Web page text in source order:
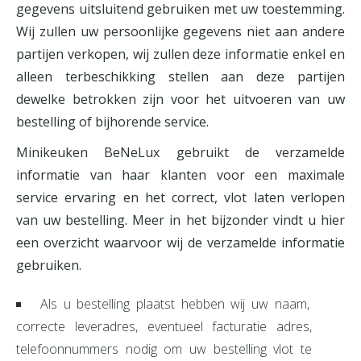
gegevens uitsluitend gebruiken met uw toestemming.
Wij zullen uw persoonlijke gegevens niet aan andere
partijen verkopen, wij zullen deze informatie enkel en
alleen terbeschikking stellen aan deze partijen
dewelke betrokken zijn voor het uitvoeren van uw
bestelling of bijhorende service.
Minikeuken BeNeLux gebruikt de verzamelde
informatie van haar klanten voor een maximale
service ervaring en het correct, vlot laten verlopen
van uw bestelling. Meer in het bijzonder vindt u hier
een overzicht waarvoor wij de verzamelde informatie
gebruiken.
Als u bestelling plaatst hebben wij uw naam,
correcte leveradres, eventueel facturatie adres,
telefoonnummers nodig om uw bestelling vlot te